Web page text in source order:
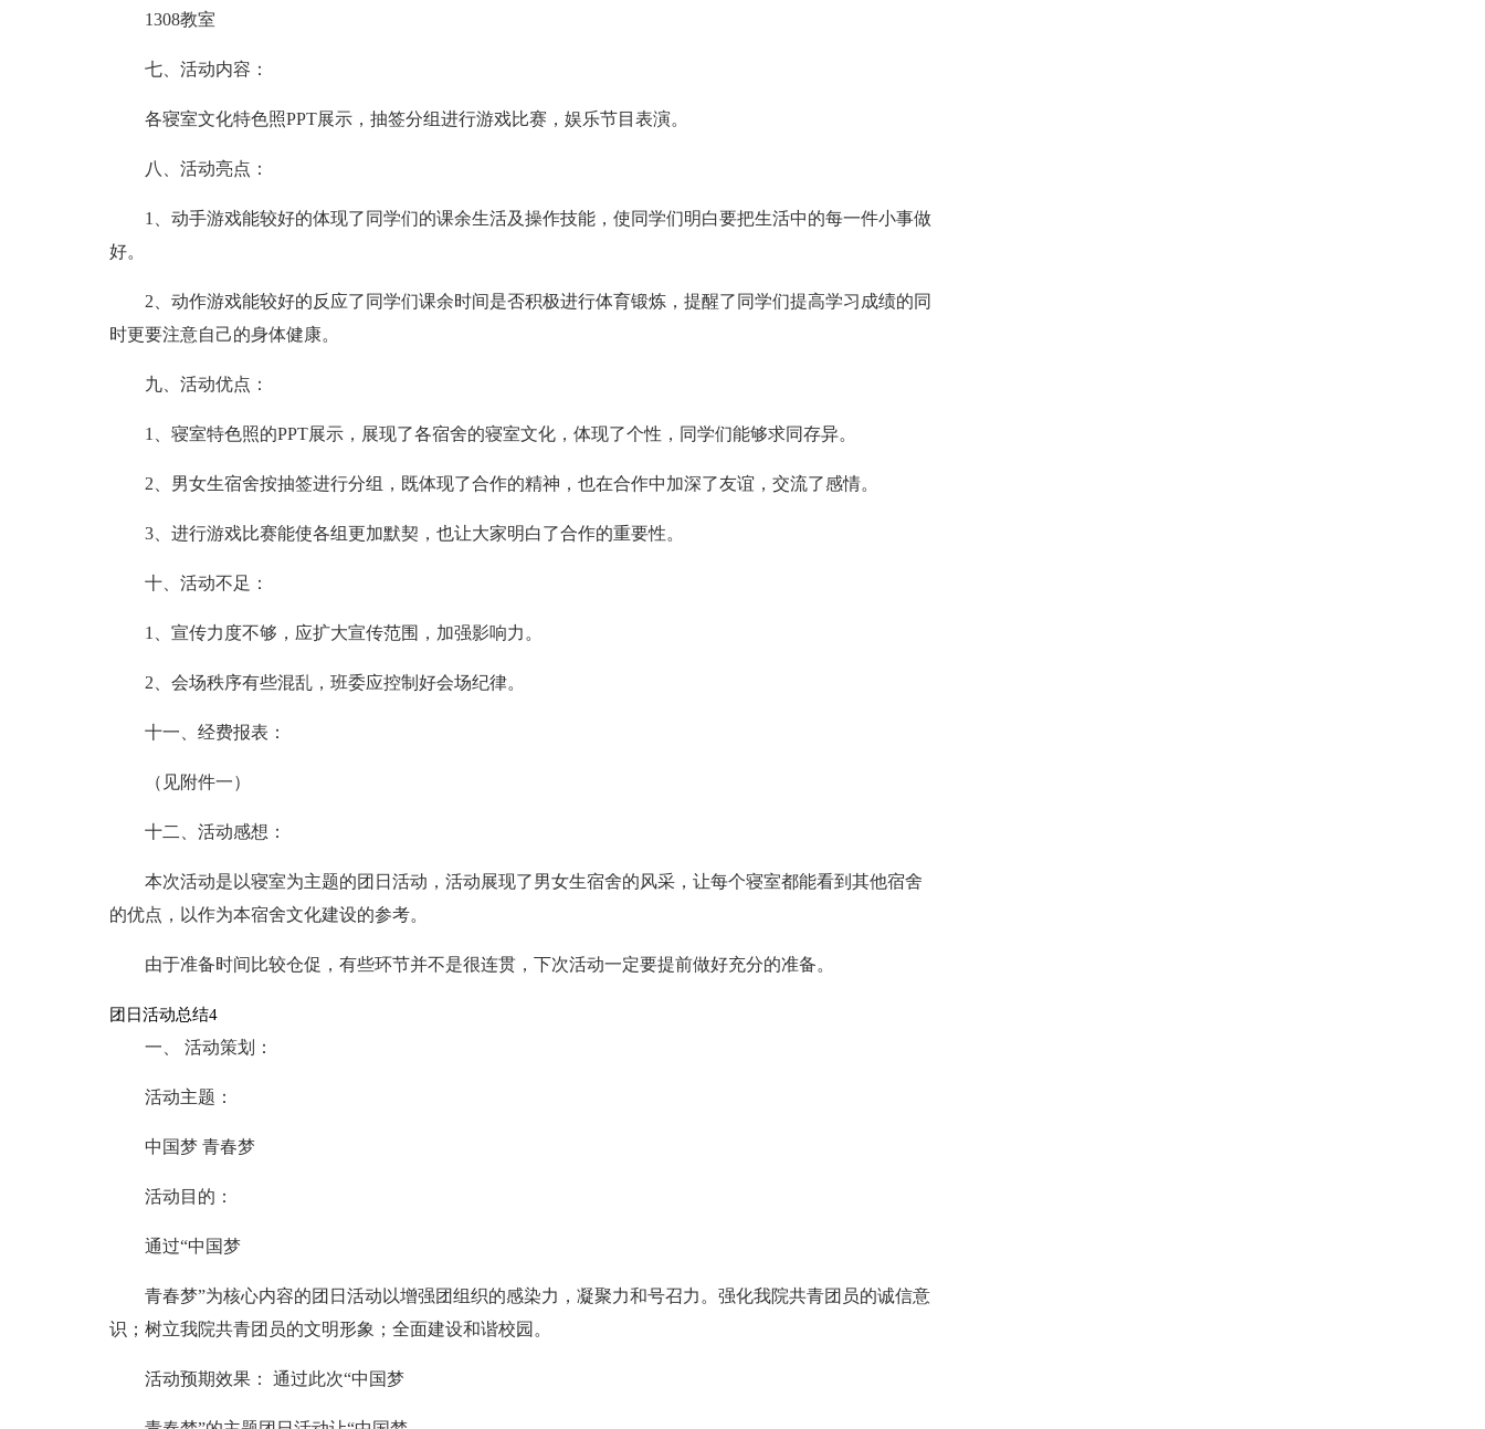
1308教室
七、活动内容：
各寝室文化特色照PPT展示，抽签分组进行游戏比赛，娱乐节目表演。
八、活动亮点：
1、动手游戏能较好的体现了同学们的课余生活及操作技能，使同学们明白要把生活中的每一件小事做
好。
2、动作游戏能较好的反应了同学们课余时间是否积极进行体育锻炼，提醒了同学们提高学习成绩的同
时更要注意自己的身体健康。
九、活动优点：
1、寝室特色照的PPT展示，展现了各宿舍的寝室文化，体现了个性，同学们能够求同存异。
2、男女生宿舍按抽签进行分组，既体现了合作的精神，也在合作中加深了友谊，交流了感情。
3、进行游戏比赛能使各组更加默契，也让大家明白了合作的重要性。
十、活动不足：
1、宣传力度不够，应扩大宣传范围，加强影响力。
2、会场秩序有些混乱，班委应控制好会场纪律。
十一、经费报表：
（见附件一）
十二、活动感想：
本次活动是以寝室为主题的团日活动，活动展现了男女生宿舍的风采，让每个寝室都能看到其他宿舍
的优点，以作为本宿舍文化建设的参考。
由于准备时间比较仓促，有些环节并不是很连贯，下次活动一定要提前做好充分的准备。
团日活动总结4
一、 活动策划：
活动主题：
中国梦 青春梦
活动目的：
通过“中国梦
青春梦”为核心内容的团日活动以增强团组织的感染力，凝聚力和号召力。强化我院共青团员的诚信意
识；树立我院共青团员的文明形象；全面建设和谐校园。
活动预期效果： 通过此次“中国梦